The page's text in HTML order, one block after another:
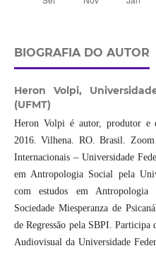
BIOGRAFIA DO AUTOR
Heron Volpi,
(UFMT)
Heron Volpi é autor, produtor e
2016. Vilhena. RO. Brasil. Zoom
Internacionais – Universidade
em Antropologia Social pela
com estudos em Antropologia
Sociedade Miesperanza de
de Regressão pela SBPI. Participa
Audiovisual da Universidade